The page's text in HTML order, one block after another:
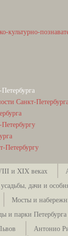
культурно-
Санкт-
Петербургу
и XIX веках
дачи и
Мосты и
и парки Петербурга
Антонио